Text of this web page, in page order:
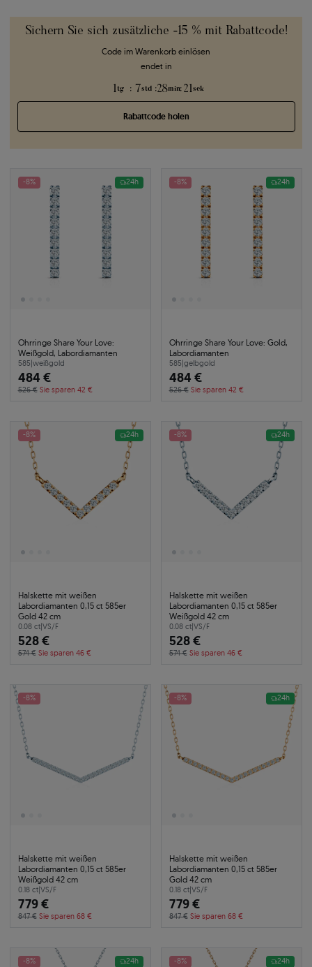
Sichern Sie sich zusätzliche -15 % mit Rabattcode!
Code im Warenkorb einlösen
endet in
1 tg : 7 std :28min: 20sek
Rabattcode holen
-8% 24h
Ohrringe Share Your Love:
Weißgold, Labordiamanten
585|weißgold
484 €
526 € Sie sparen 42 €
-8% 24h
Ohrringe Share Your Love: Gold,
Labordiamanten
585|gelbgold
484 €
526 € Sie sparen 42 €
-8% 24h
Halskette mit weißen
Labordiamanten 0,15 ct 585er
Gold 42 cm
0.08 ct|VS/F
528 €
574 € Sie sparen 46 €
-8% 24h
Halskette mit weißen
Labordiamanten 0,15 ct 585er
Weißgold 42 cm
0.08 ct|VS/F
528 €
574 € Sie sparen 46 €
-8%
Halskette mit weißen
Labordiamanten 0,15 ct 585er
Weißgold 42 cm
0.18 ct|VS/F
779 €
847 € Sie sparen 68 €
-8% 24h
Halskette mit weißen
Labordiamanten 0,15 ct 585er
Gold 42 cm
0.18 ct|VS/F
779 €
847 € Sie sparen 68 €
-8% 24h -8% 24h